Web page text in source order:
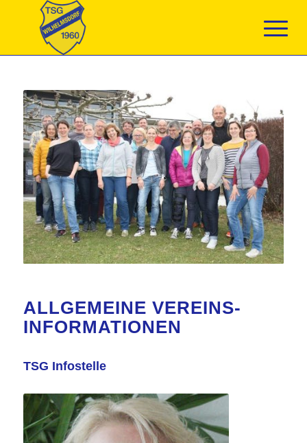
ALLGEMEINE VEREINS-
INFORMATIONEN
TSG Infostelle